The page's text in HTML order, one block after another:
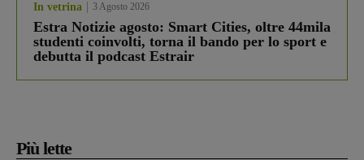
In vetrina 3 Agosto 2026
Estra Notizie agosto: Smart Cities, oltre 44mila
studenti coinvolti, torna il bando per lo sport e
debutta il podcast Estrair
Più lette